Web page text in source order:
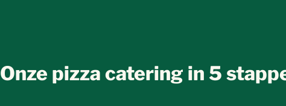
Onze pizza catering in 5